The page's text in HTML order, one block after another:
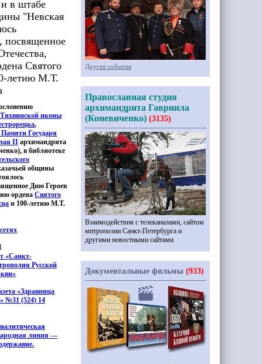
в штабе
"Невская
посвященное
Святого
летию М.Т.
иконы
,
Государя
II архимандрита
), в библиотеке
общины
Дню Героев
ордена Святого
и 100-летию М.Т.
«Санкт-
Русской
«Здравница
№31 (524) 14
линия —
Другие события
Православная студия
архимандрита Гавриила
(Коневиченко) (3135)
Взаимодействия с телеканалами, сайтом
митрополии Санкт-Петербурга и
другими новостными сайтами
Документальные фильмы (933)